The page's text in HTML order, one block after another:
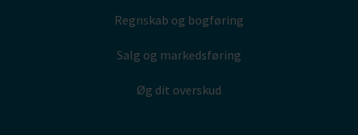
Regnskab og bogføring
Salg og markedsføring
Øg dit overskud